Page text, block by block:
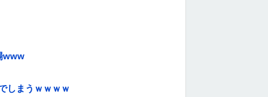
www
しまうｗｗｗｗ